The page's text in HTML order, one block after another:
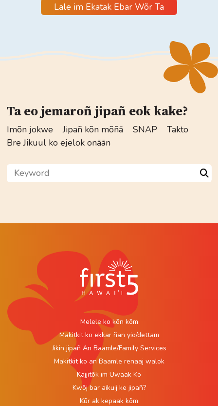
Lale im Ekatak Ebar Wõr Ta
Ta eo jemaroñ jipañ eok kake?
Imõn jokwe Jipañ kõn mõñā SNAP
Takto
Bre Jikuul ko ejelok onāān
Keyword
Melele ko kõn kõm
Makitkit ko ekkar ñan yio/dettam
Jikin jipañ An Baamle/Family Services
Makitkit ko an Baamle renaaj walok
Kajjitõk im Uwaak Ko
Kwõj bar aikuij ke jipañ?
Kūr ak kepaak kõm